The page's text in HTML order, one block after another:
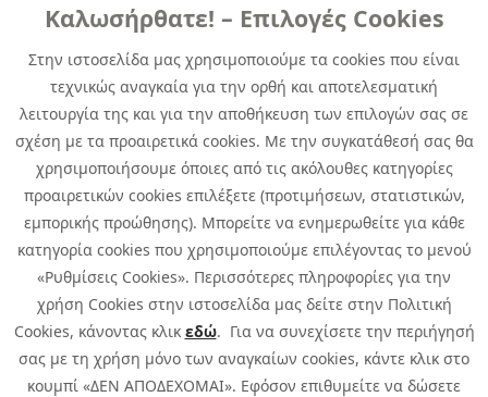
Καλωσήρθατε! – Επιλογές Cookies
Στην ιστοσελίδα μας χρησιμοποιούμε τα cookies που είναι
τεχνικώς αναγκαία για την ορθή και αποτελεσματική
λειτουργία της και για την αποθήκευση των επιλογών σας σε
σχέση με τα προαιρετικά cookies. Με την συγκατάθεσή σας θα
χρησιμοποιήσουμε όποιες από τις ακόλουθες κατηγορίες
προαιρετικών cookies επιλέξετε (προτιμήσεων, στατιστικών,
εμπορικής προώθησης). Μπορείτε να ενημερωθείτε για κάθε
κατηγορία cookies που χρησιμοποιούμε επιλέγοντας το μενού
«Ρυθμίσεις Cookies». Περισσότερες πληροφορίες για την
χρήση Cookies στην ιστοσελίδα μας δείτε στην Πολιτική
Cookies, κάνοντας κλικ εδώ. Για να συνεχίσετε την περιήγησή
σας με τη χρήση μόνο των αναγκαίων cookies, κάντε κλικ στο
κουμπί «ΔΕΝ ΑΠΟΔΕΧΟΜΑΙ». Εφόσον επιθυμείτε να δώσετε
Χρήσιμα
News
Media Kit
Career
Quest Group